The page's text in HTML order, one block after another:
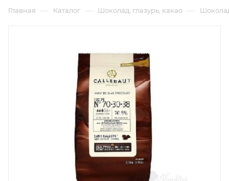
Главная — Каталог — Шоколад, глазурь, какао —